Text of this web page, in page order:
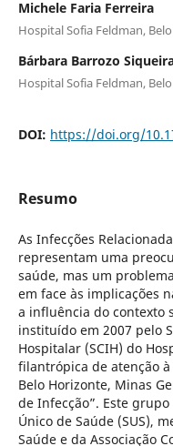
Michele Faria Ferreira
Hospital Sofia Feldman,
Bárbara Barrozo
Hospital Sofia Feldman,
DOI: https://doi.org/
Resumo
As Infecções
representam uma
saúde, mas um
em face às implicações
a influência do contexto
instituído em 2007 pelo
Hospitalar (SCIH) do
filantrópica de atenção
Belo Horizonte, Minas
de Infecção”. Este
Único de Saúde (SUS),
Saúde e da Associação